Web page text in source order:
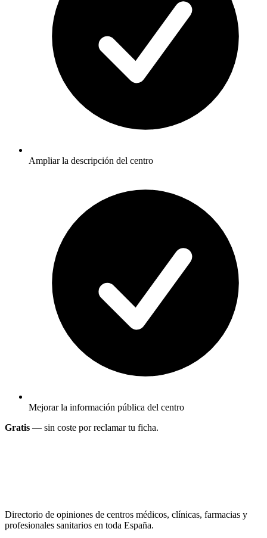
Ampliar la descripción del centro
Mejorar la información pública del centro
Gratis — sin coste por reclamar tu ficha.
Directorio de opiniones de centros médicos, clínicas, farmacias y
profesionales sanitarios en toda España.